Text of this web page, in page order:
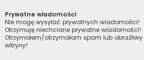
Prywatne wiadomości
Nie mogę wysyłać prywatnych wiadomości!
Otrzymuję niechciane prywatne wiadomości!
Otrzymałem/otrzymałam spam lub
witryny!